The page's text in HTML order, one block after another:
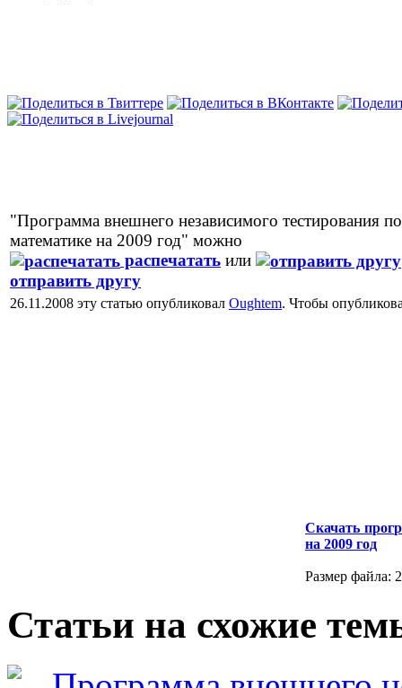
"Программа внешнего независимого тестирования по
математике на 2009 год" можно
распечатать или
отправить другу
26.11.2008 эту статью опубликовал Oughtem. Чтобы
Скачать
на 2009 год
Размер файла:
Статьи на схожие